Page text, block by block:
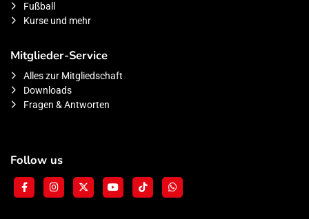
Fußball
Kurse und mehr
Mitglieder-Service
Alles zur Mitgliedschaft
Downloads
Fragen & Antworten
Follow us